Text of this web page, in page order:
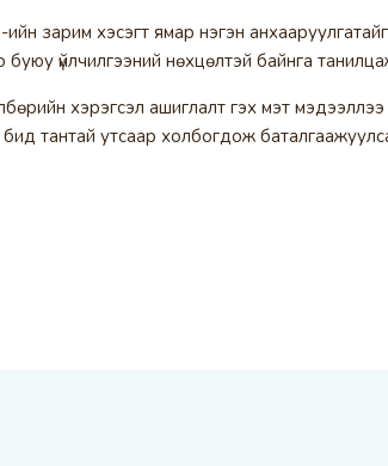
зарим хэсэгт ямар нэгэн
үйлчилгээний нөхцөлтэй байнга
хэрэгсэл ашиглалт гэх мэт
бид тантай утсаар холбогдож